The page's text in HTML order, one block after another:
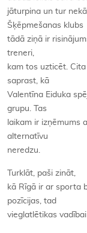
jāturpina un tur
Šķēpmešanas klubs
tādā ziņā ir
treneri,
kam tos uzticēt.
saprast, kā
Valentīna Eiduka
grupu. Tas
laikam ir izņēmums
alternatīvu
neredzu.
Turklāt, paši zināt,
kā Rīgā ir ar sporta
pozīcijas, tad
vieglatlētikas